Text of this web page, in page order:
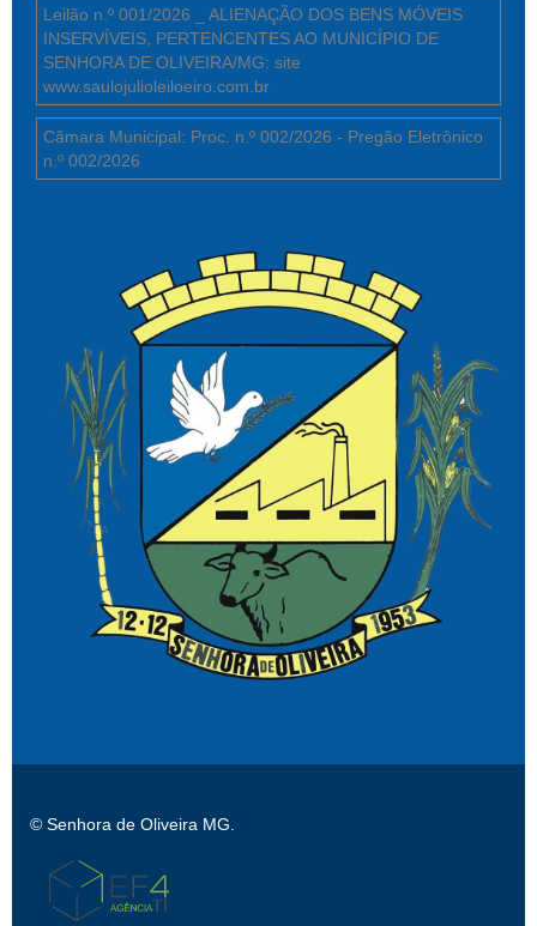
Leilão n.º 001/2026 _ ALIENAÇÃO DOS BENS MÓVEIS
INSERVÍVEIS, PERTENCENTES AO MUNICÍPIO DE
SENHORA DE OLIVEIRA/MG: site
www.saulojulioleiloeiro.com.br
Câmara Municipal: Proc. n.º 002/2026 - Pregão Eletrônico
n.º 002/2026
© Senhora de Oliveira MG.